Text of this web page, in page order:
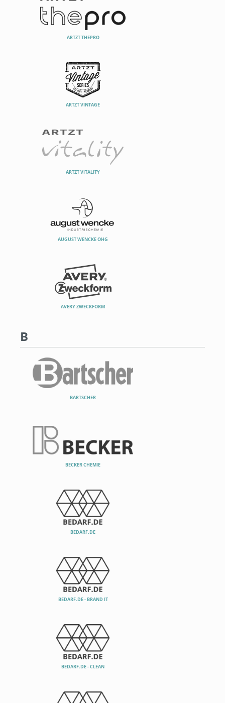
ARTZT THEPRO
ARTZT VINTAGE
ARTZT VITALITY
AUGUST WENCKE OHG
AVERY ZWECKFORM
B
BARTSCHER
BECKER CHEMIE
BEDARF.DE
BEDARF.DE - BRAND IT
BEDARF.DE - CLEAN